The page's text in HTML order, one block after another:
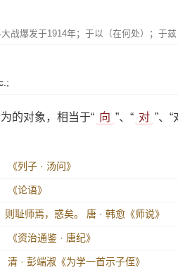
战爆发于1914年；于以（在何处）；于兹
的对象，相当于“ 向 ”、“ 对 ”、“
《列子 · 汤问》
《论语》
则耻师焉，惑矣。 唐 · 韩愈《师说》
《资治通鉴 · 唐纪》
清 · 彭端淑《为学一首示子侄》